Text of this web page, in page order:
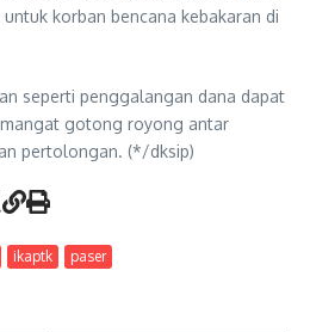
korban bencana kebakaran di
seperti penggalangan dana dapat
gotong royong antar
pertolongan. (*/dksip)
ikaptk paser